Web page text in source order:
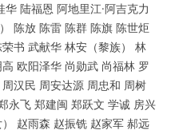
陆福恩 阿地里江·阿吉克力
陈放 陈雷 陈群 陈旗 陈世炬
书 武献华 林安（黎族） 林
欧阳泽华 尚勋武 尚福林 罗
汉民 周安达源 周忠和 周树
永飞 郑建闽 郑跃文 学诚 房兴
赵雨森 赵振铣 赵家军 郝远